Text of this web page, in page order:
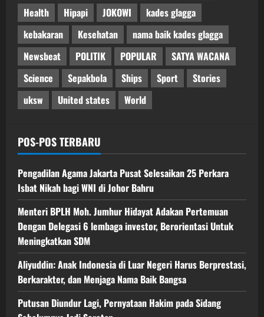
Health
Hipapi JOKOWI
kades glagga
kebakaran
Kesehatan
nama baik kades glagga
Newsbeat
POLITIK POPULAR
SATYA WACANA
Science
Sepakbola Ships Sport
Stories
uksw
United states World
POS-POS TERBARU
Pengadilan Agama Jakarta Pusat Selesaikan 25 Perkara
Isbat Nikah bagi WNI di Johor Bahru
Menteri BPLH Moh. Jumhur Hidayat Adakan Pertemuan
Dengan Delegasi 6 lembaga investor, Berorientasi Untuk
Meningkatkan SDM
Aliyuddin: Anak Indonesia di Luar Negeri Harus Berprestasi,
Berkarakter, dan Menjaga Nama Baik Bangsa
Putusan Diundur Lagi, Pernyataan Hakim pada Sidang